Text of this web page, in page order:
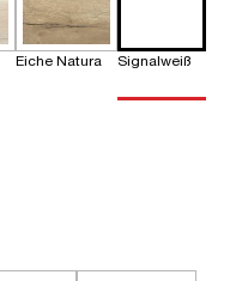
Eiche Natura Signalweiß